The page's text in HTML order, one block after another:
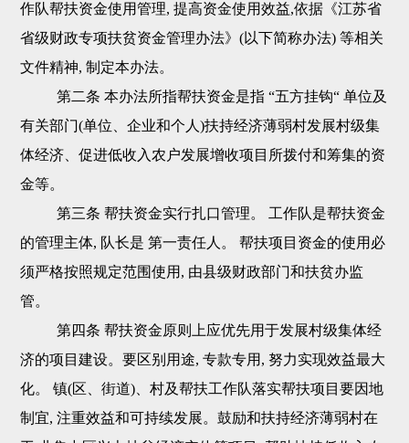
作队帮扶资金使用管理, 提高资金使用效益,依据《江苏省
省级财政专项扶贫资金管理办法》(以下简称办法) 等相关
文件精神, 制定本办法。
第二条 本办法所指帮扶资金是指 “五方挂钩“ 单位及
有关部门(单位、企业和个人)扶持经济薄弱村发展村级集
体经济、促进低收入农户发展增收项目所拨付和筹集的资
金等。
第三条 帮扶资金实行扎口管理。 工作队是帮扶资金
的管理主体, 队长是 第一责任人。 帮扶项目资金的使用必
须严格按照规定范围使用, 由县级财政部门和扶贫办监
管。
第四条 帮扶资金原则上应优先用于发展村级集体经
济的项目建设。要区别用途, 专款专用, 努力实现效益最大
化。 镇(区、街道)、村及帮扶工作队落实帮扶项目要因地
制宜, 注重效益和可持续发展。鼓励和扶持经济薄弱村在